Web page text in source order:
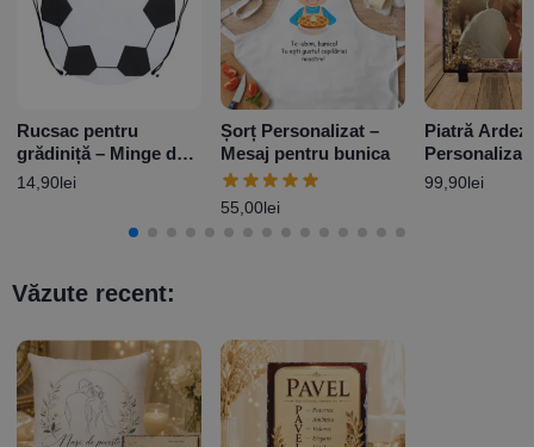
Rucsac pentru
grădiniță – Minge de
fotbal
14,90lei
Șorț Personalizat –
Mesaj pentru bunica
55,00lei
Piatră
poză –
99,90lei
Văzute recent: